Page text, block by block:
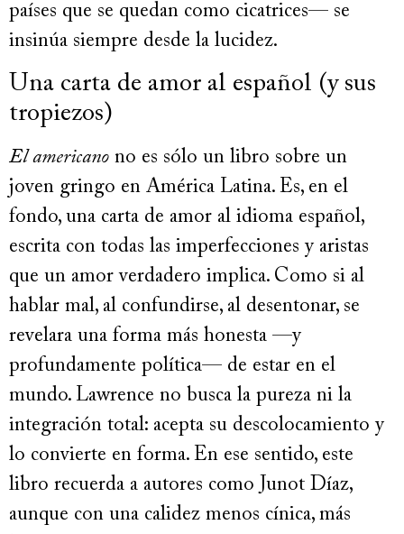
países que se quedan como cicatrices— se
insinúa siempre desde la lucidez.
Una carta de amor al español (y sus
tropiezos)
El americano no es sólo un libro sobre un
joven gringo en América Latina. Es, en el
fondo, una carta de amor al idioma español,
escrita con todas las imperfecciones y aristas
que un amor verdadero implica. Como si al
hablar mal, al confundirse, al desentonar, se
revelara una forma más honesta —y
profundamente política— de estar en el
mundo. Lawrence no busca la pureza ni la
integración total: acepta su descolocamiento y
lo convierte en forma. En ese sentido, este
libro recuerda a autores como Junot Díaz,
aunque con una calidez menos cínica, más